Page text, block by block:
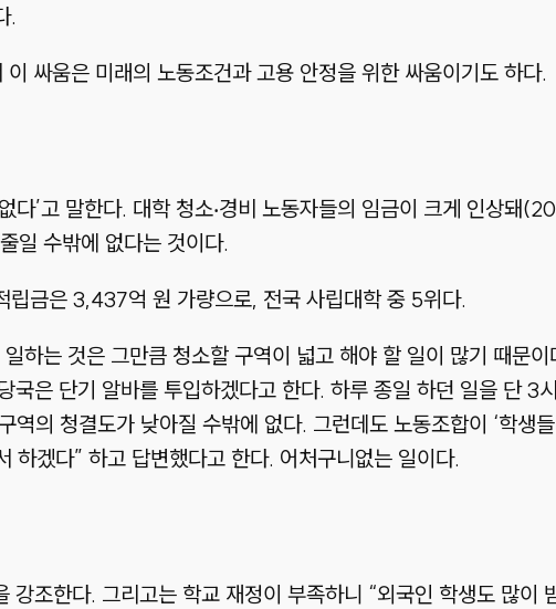
.
싸움은 미래의 노동조건과 고용 안정을 위한 싸움이기도 하다.
’고 말한다. 대학 청소‧경비 노동자들의 임금이 크게 인상돼
일 수밖에 없다는 것이다.
립금은 3,437억 원 가량으로, 전국 사립대학 중 5위다.
하는 것은 그만큼 청소할 구역이 넓고 해야 할 일이 많기 때문이
은 단기 알바를 투입하겠다고 한다. 하루 종일 하던 일을 단 3
의 청결도가 낮아질 수밖에 없다. 그런데도 노동조합이 ‘학생
하겠다” 하고 답변했다고 한다. 어처구니없는 일이다.
조한다. 그리고는 학교 재정이 부족하니 “외국인 학생도 많이